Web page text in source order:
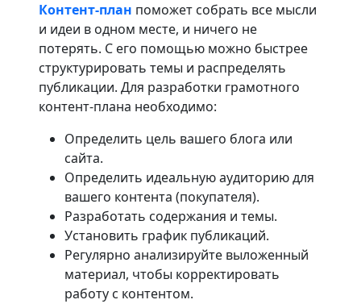
Контент-план поможет собрать все мысли
и идеи в одном месте, и ничего не
потерять. С его помощью можно быстрее
структурировать темы и распределять
публикации. Для разработки грамотного
контент-плана необходимо:
Определить цель вашего блога или
сайта.
Определить идеальную аудиторию для
вашего контента (покупателя).
Разработать содержания и темы.
Установить график публикаций.
Регулярно анализируйте выложенный
материал, чтобы корректировать
работу с контентом.